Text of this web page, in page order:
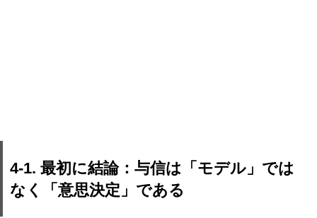
4-1. 最初に結論：与信は「モデル」では
なく「意思決定」である